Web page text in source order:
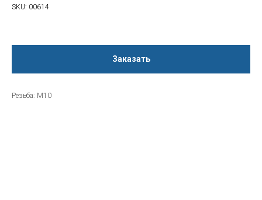
SKU: 00614
Заказать
Резьба: M10